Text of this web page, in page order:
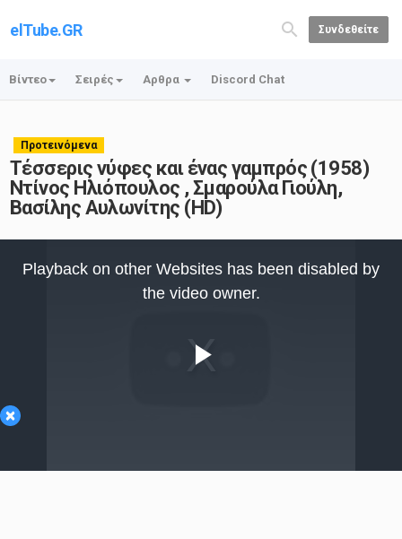
elTube.GR Συνδεθείτε
Βίντεο Σειρές Αρθρα Discord Chat
Προτεινόμενα
Τέσσερις νύφες και ένας γαμπρός (1958)
Ντίνος Ηλιόπουλος , Σμαρούλα Γιούλη,
Βασίλης Αυλωνίτης (HD)
×
Video
Playback on other Websites has been disabled by
the video owner.